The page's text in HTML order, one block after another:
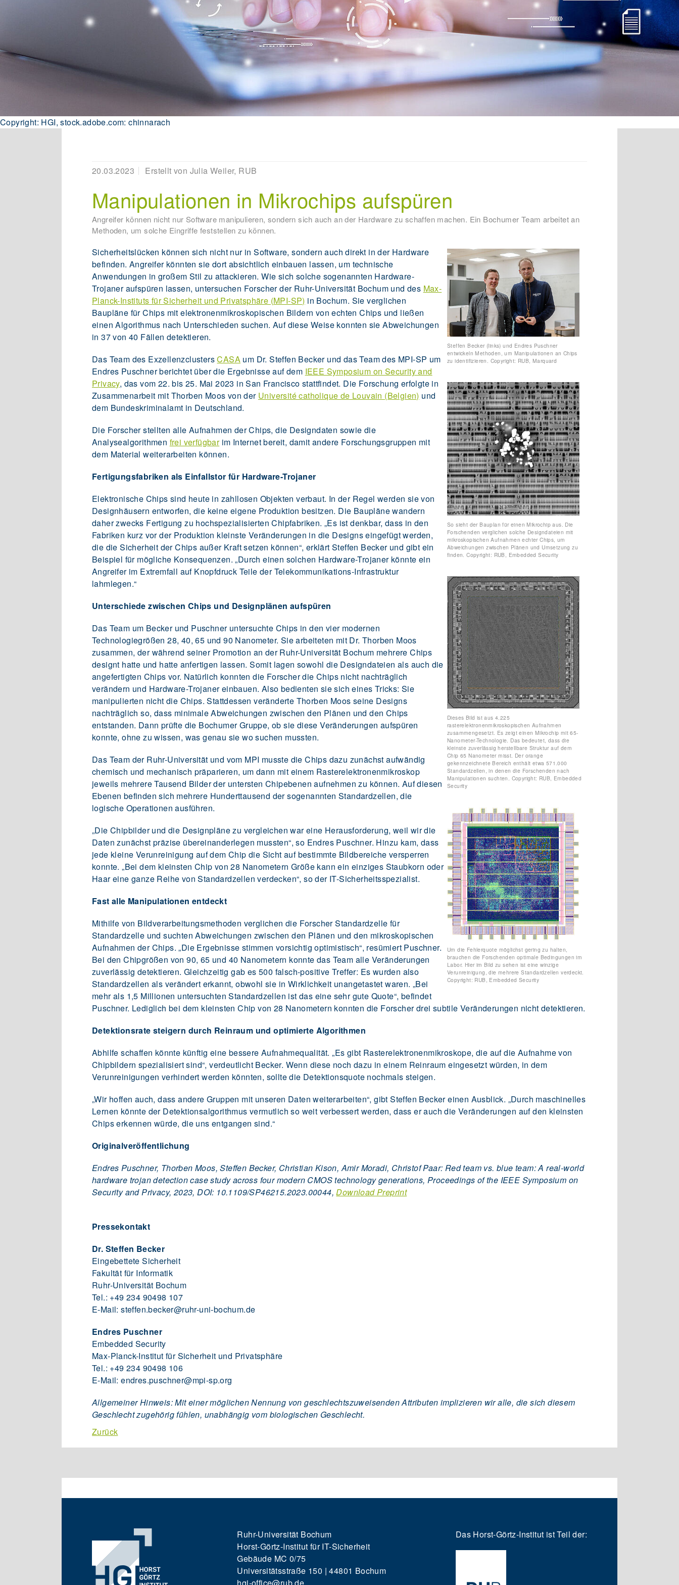
Copyright: HGI, stock.adobe.com: chinnarach
20.03.2023 Erstellt von Julia Weiler, RUB
Manipulationen in Mikrochips aufspüren
Angreifer können nicht nur Software manipulieren, sondern sich auch an der Hardware zu schaffen machen. Ein Bochumer Team arbeitet an
Methoden, um solche Eingriffe feststellen zu können.
Steffen Becker (links) und Endres Puschner
entwickeln Methoden, um Manipulationen an Chips
zu identifizieren. Copyright: RUB, Marquard
So sieht der Bauplan für einen Mikrochip aus. Die
Forschenden verglichen solche Designdateien mit
mikroskopischen Aufnahmen echter Chips, um
Abweichungen zwischen Plänen und Umsetzung zu
finden. Copyright: RUB, Embedded Security
Dieses Bild ist aus 4.225
rasterelektronenmikroskopischen Aufnahmen
zusammengesetzt. Es zeigt einen Mikrochip mit 65-
Nanometer-Technologie. Das bedeutet, dass die
kleinste zuverlässig herstellbare Struktur auf dem
Chip 65 Nanometer misst. Der orange
gekennzeichnete Bereich enthält etwa 571.000
Standardzellen, in denen die Forschenden nach
Manipulationen suchten. Copyright: RUB, Embedded
Security
Um die Fehlerquote möglichst gering zu halten,
brauchen die Forschenden optimale Bedingungen im
Labor. Hier im Bild zu sehen ist eine winzige
Verunreinigung, die mehrere Standardzellen verdeckt.
Copyright: RUB, Embedded Security
Sicherheitslücken können sich nicht nur in Software, sondern auch direkt in der Hardware
befinden. Angreifer könnten sie dort absichtlich einbauen lassen, um technische
Anwendungen in großem Stil zu attackieren. Wie sich solche sogenannten Hardware-
Trojaner aufspüren lassen, untersuchen Forscher der Ruhr-Universität Bochum und des Max-
Planck-Instituts für Sicherheit und Privatsphäre (MPI-SP) in Bochum. Sie verglichen
Baupläne für Chips mit elektronenmikroskopischen Bildern von echten Chips und ließen
einen Algorithmus nach Unterschieden suchen. Auf diese Weise konnten sie Abweichungen
in 37 von 40 Fällen detektieren.
Das Team des ExzellenzclustersCASA um Dr. Steffen Becker und das Team des MPI-SP um
Endres Puschner berichtet über die Ergebnisse auf dem IEEE Symposium on Security and
Privacy, das vom 22. bis 25. Mai 2023 in San Francisco stattfindet. Die Forschung erfolgte in
Zusammenarbeit mit Thorben Moos von der Université catholique de Louvain (Belgien) und
dem Bundeskriminalamt in Deutschland.
Die Forscher stellten alle Aufnahmen der Chips, die Designdaten sowie die
Analysealgorithmen frei verfügbarim Internet bereit, damit andere Forschungsgruppen mit
dem Material weiterarbeiten können.
Fertigungsfabriken als Einfallstor für Hardware-Trojaner
Elektronische Chips sind heute in zahllosen Objekten verbaut. In der Regel werden sie von
Designhäusern entworfen, die keine eigene Produktion besitzen. Die Baupläne wandern
daher zwecks Fertigung zu hochspezialisierten Chipfabriken. „Es ist denkbar, dass in den
Fabriken kurz vor der Produktion kleinste Veränderungen in die Designs eingefügt werden,
die die Sicherheit der Chips außer Kraft setzen können“, erklärt Steffen Becker und gibt ein
Beispiel für mögliche Konsequenzen. „Durch einen solchen Hardware-Trojaner könnte ein
Angreifer im Extremfall auf Knopfdruck Teile der Telekommunikations-Infrastruktur
lahmlegen.“
Unterschiede zwischen Chips und Designplänen aufspüren
Das Team um Becker und Puschner untersuchte Chips in den vier modernen
Technologiegrößen 28, 40, 65 und 90 Nanometer. Sie arbeiteten mit Dr. Thorben Moos
zusammen, der während seiner Promotion an der Ruhr-Universität Bochum mehrere Chips
designt hatte und hatte anfertigen lassen. Somit lagen sowohl die Designdateien als auch die
angefertigten Chips vor. Natürlich konnten die Forscher die Chips nicht nachträglich
verändern und Hardware-Trojaner einbauen. Also bedienten sie sich eines Tricks: Sie
manipulierten nicht die Chips. Stattdessen veränderte Thorben Moos seine Designs
nachträglich so, dass minimale Abweichungen zwischen den Plänen und den Chips
entstanden. Dann prüfte die Bochumer Gruppe, ob sie diese Veränderungen aufspüren
konnte, ohne zu wissen, was genau sie wo suchen mussten.
Das Team der Ruhr-Universität und vom MPI musste die Chips dazu zunächst aufwändig
chemisch und mechanisch präparieren, um dann mit einem Rasterelektronenmikroskop
jeweils mehrere Tausend Bilder der untersten Chipebenen aufnehmen zu können. Auf diesen
Ebenen befinden sich mehrere Hunderttausend der sogenannten Standardzellen, die
logische Operationen ausführen.
„Die Chipbilder und die Designpläne zu vergleichen war eine Herausforderung, weil wir die
Daten zunächst präzise übereinanderlegen mussten“, so Endres Puschner. Hinzu kam, dass
jede kleine Verunreinigung auf dem Chip die Sicht auf bestimmte Bildbereiche versperren
konnte. „Bei dem kleinsten Chip von 28 Nanometern Größe kann ein einziges Staubkorn oder
Haar eine ganze Reihe von Standardzellen verdecken“, so der IT-Sicherheitsspezialist.
Fast alle Manipulationen entdeckt
Mithilfe von Bildverarbeitungsmethoden verglichen die Forscher Standardzelle für
Standardzelle und suchten Abweichungen zwischen den Plänen und den mikroskopischen
Aufnahmen der Chips. „Die Ergebnisse stimmen vorsichtig optimistisch“, resümiert Puschner.
Bei den Chipgrößen von 90, 65 und 40 Nanometern konnte das Team alle Veränderungen
zuverlässig detektieren. Gleichzeitig gab es 500 falsch-positive Treffer: Es wurden also
Standardzellen als verändert erkannt, obwohl sie in Wirklichkeit unangetastet waren. „Bei
mehr als 1,5 Millionen untersuchten Standardzellen ist das eine sehr gute Quote“, befindet
Puschner. Lediglich bei dem kleinsten Chip von 28 Nanometern konnten die Forscher drei subtile Veränderungen nicht detektieren.
Detektionsrate steigern durch Reinraum und optimierte Algorithmen
Abhilfe schaffen könnte künftig eine bessere Aufnahmequalität. „Es gibt Rasterelektronenmikroskope, die auf die Aufnahme von
Chipbildern spezialisiert sind“, verdeutlicht Becker. Wenn diese noch dazu in einem Reinraum eingesetzt würden, in dem
Verunreinigungen verhindert werden könnten, sollte die Detektionsquote nochmals steigen.
„Wir hoffen auch, dass andere Gruppen mit unseren Daten weiterarbeiten“, gibt Steffen Becker einen Ausblick. „Durch maschinelles
Lernen könnte der Detektionsalgorithmus vermutlich so weit verbessert werden, dass er auch die Veränderungen auf den kleinsten
Chips erkennen würde, die uns entgangen sind.“
Originalveröffentlichung
Endres Puschner, Thorben Moos, Steffen Becker, Christian Kison, Amir Moradi, Christof Paar: Red team vs. blue team: A real-world
hardware trojan detection case study across four modern CMOS technology generations, Proceedings of the IEEE Symposium on
Security and Privacy, 2023, DOI: 10.1109/SP46215.2023.00044, Download Preprint
Pressekontakt
Dr. Steffen Becker
Eingebettete Sicherheit
Fakultät für Informatik
Ruhr-Universität Bochum
Tel.: +49 234 90498 107
E-Mail: steffen.becker@ruhr-uni-bochum.de
Endres Puschner
Embedded Security
Max-Planck-Institut für Sicherheit und Privatsphäre
Tel.: +49 234 90498 106
E-Mail: endres.puschner@mpi-sp.org
Allgemeiner Hinweis: Mit einer möglichen Nennung von geschlechtszuweisenden Attributen implizieren wir alle, die sich diesem
Geschlecht zugehörig fühlen, unabhängig vom biologischen Geschlecht.
Zurück
Ruhr-Universität Bochum
Horst-Görtz-Institut für IT-Sicherheit
Gebäude MC 0/75
Universitätsstraße 150 | 44801 Bochum
hgi-office@rub.de
Das Horst-Görtz-Institut ist Teil der: